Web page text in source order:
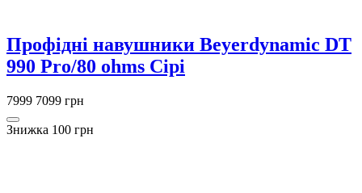
Профідні навушники Beyerdynamic DT
990 Pro/80 ohms Сірі
7999 7099 грн
Знижка 100 грн